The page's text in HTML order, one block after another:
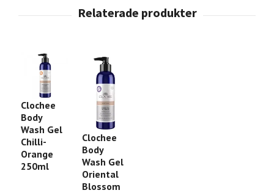
Clochee
Body
Wash Gel
Chilli-
Orange
250ml
Clochee
Body
Wash Gel
Oriental
Blossom